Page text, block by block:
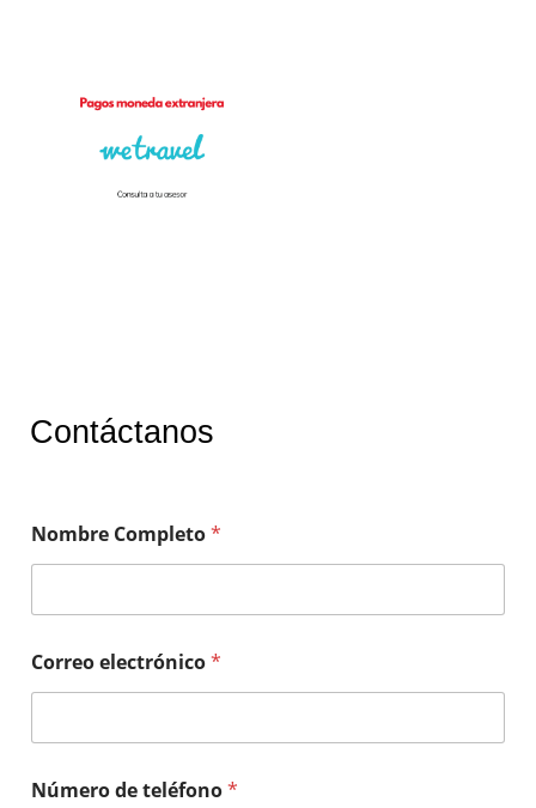
Contáctanos
Nombre Completo*
Correo electrónico*
Número de teléfono*